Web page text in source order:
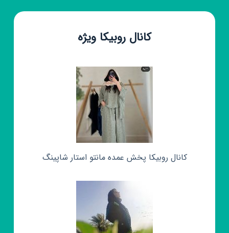
کانال روبیکا ویژه
کانال روبیکا پخش عمده مانتو استار شاپینگ